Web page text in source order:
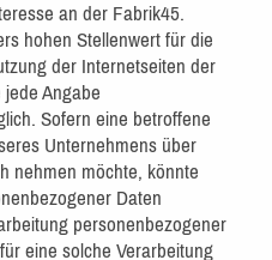
an der Fabrik45.
hohen Stellenwert für die
der Internetseiten der
Angabe
Sofern eine betroffene
Unternehmens über
nehmen möchte, könnte
Daten
personenbezogener
eine solche Verarbeitung